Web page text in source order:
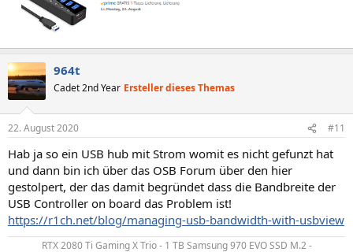
964t
Cadet 2nd Year Ersteller dieses Themas
22. August 2020 #11
Hab ja so ein USB hub mit Strom womit es nicht gefunzt hat
und dann bin ich über das OSB Forum über den hier
gestolpert, der das damit begründet dass die Bandbreite der
USB Controller on board das Problem ist!
https://r1ch.net/blog/managing-usb-bandwidth-with-usbview
RTX 2080 Ti Gaming X Trio - 1 TB Samsung 970 EVO SSD M.2 -